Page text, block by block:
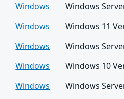
Windows
Windows
Windows
Windows 11
Windows
Windows
Windows
Windows 10
Windows
Windows